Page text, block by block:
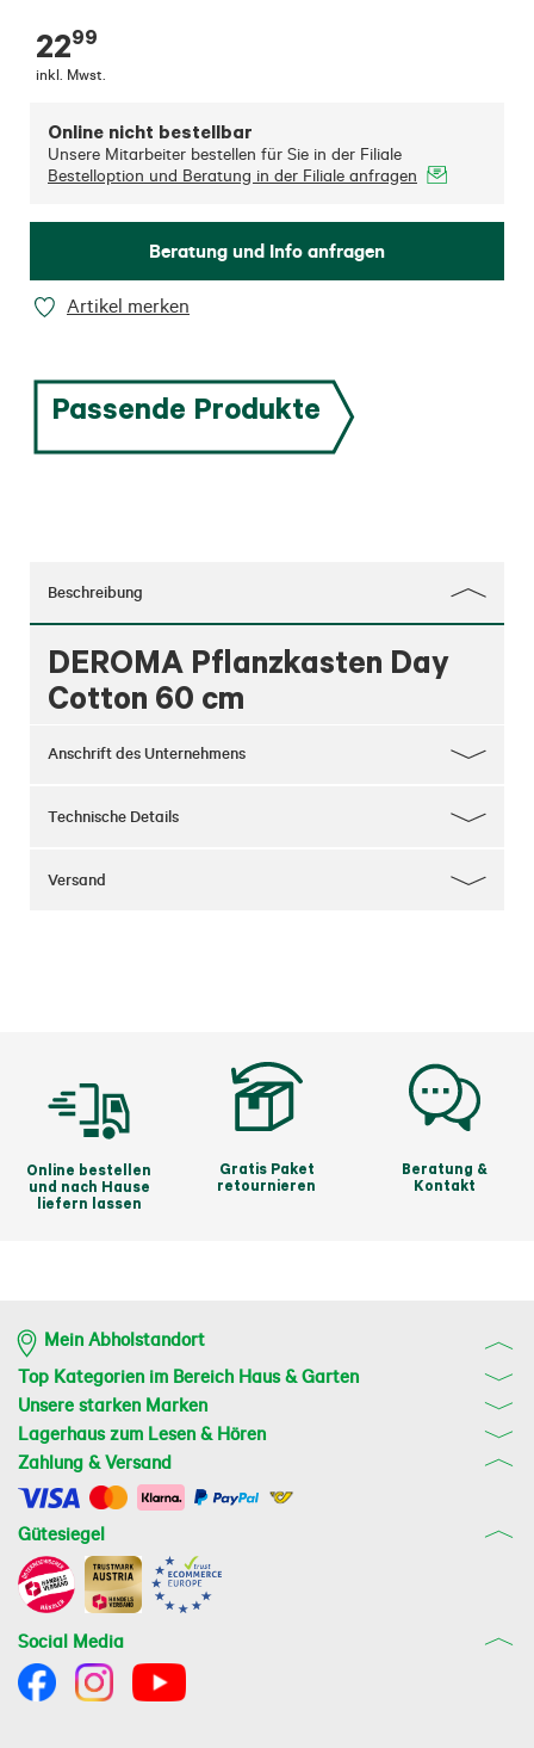
2299
inkl. Mwst.
Online nicht bestellbar
Unsere Mitarbeiter bestellen für Sie in der Filiale
Bestelloption und Beratung in der Filiale anfragen
Beratung und Info anfragen
Artikel merken
Passende Produkte
Beschreibung
DEROMA Pflanzkasten Day
Cotton 60 cm
Anschrift des Unternehmens
Technische Details
Versand
Online bestellen
und nach Hause
liefern lassen
Gratis Paket
retournieren
Beratung &
Kontakt
Mein Abholstandort
Top Kategorien im Bereich Haus & Garten
Unsere starken Marken
Lagerhaus zum Lesen & Hören
Zahlung & Versand
Gütesiegel
Social Media